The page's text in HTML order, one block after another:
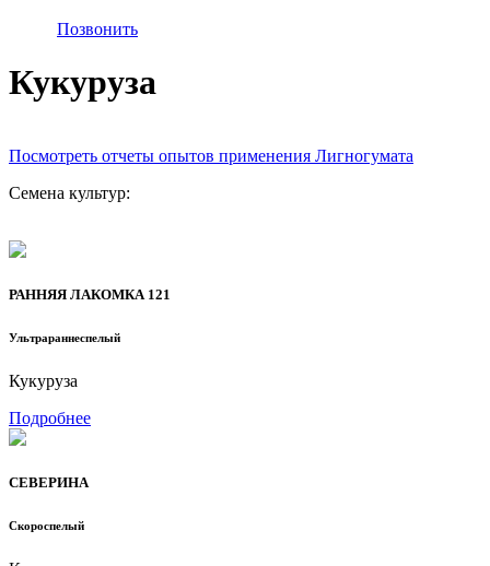
Позвонить
Кукуруза
Посмотреть отчеты опытов применения Лигногумата
Семена культур:
РАННЯЯ ЛАКОМКА 121
Ультрараннеспелый
Кукуруза
Подробнее
СЕВЕРИНА
Скороспелый